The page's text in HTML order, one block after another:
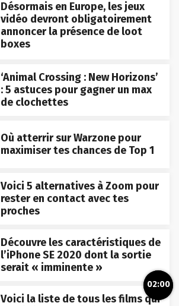
Désormais en Europe, les jeux
vidéo devront obligatoirement
annoncer la présence de loot
boxes
‘Animal Crossing : New Horizons’
: 5 astuces pour gagner un max
de clochettes
Où atterrir sur Warzone pour
maximiser tes chances de Top 1
Voici 5 alternatives à Zoom pour
rester en contact avec tes
proches
Découvre les caractéristiques de
l’iPhone SE 2020 dont la sortie
serait « imminente »
Voici la liste de tous les films qui
02:00